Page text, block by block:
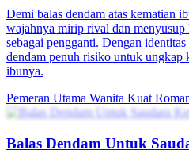
Balas Dendam Ella
Ella sang protagonis wanita adalah
piatu. Setelah dewasa, Keluarga